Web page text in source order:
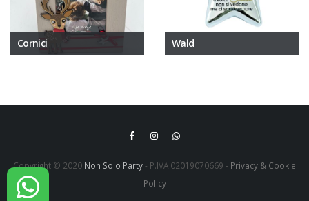
Cornici Wald
Copyright © 2020 Non Solo Party- P.IVA 02019070669 - Privacy & Cookie
Policy